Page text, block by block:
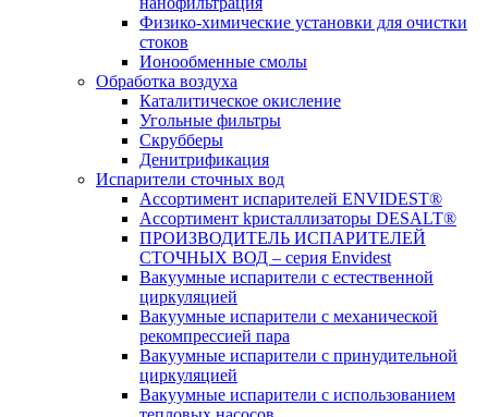
Физико-химические установки для очистки
стоков
Ионообменные смолы
Обработка воздуха
Каталитическое окисление
Угольные фильтры
Скрубберы
Денитрификация
Испарители сточных вод
Ассортимент испарителей ENVIDEST®
Ассортимент kристаллизаторы DESALT®
ПРОИЗВОДИТЕЛЬ ИСПАРИТЕЛЕЙ
СТОЧНЫХ ВОД – серия Envidest
Вакуумные испарители с естественной
циркуляцией
Вакуумные испарители с механической
рекомпрессией пара
Вакуумные испарители с принудительной
циркуляцией
Вакуумные испарители с использованием